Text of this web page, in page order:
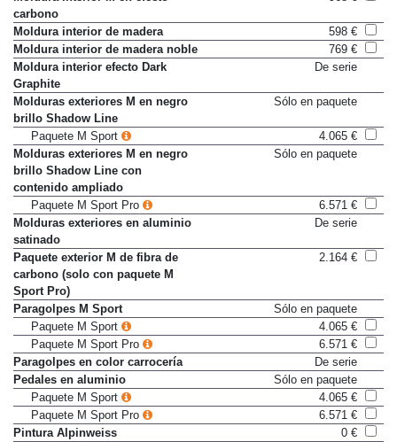
Moldura interior M en efecto
carbono
Moldura interior de madera
598 €
Moldura interior de madera noble
769 €
Moldura interior efecto Dark
Graphite
Molduras exteriores M en negro
brillo Shadow Line
Paquete M Sport
4.065 €
Molduras exteriores M en negro
brillo Shadow Line con
contenido ampliado
Paquete M Sport Pro
6.571 €
Molduras exteriores en aluminio
satinado
Paquete exterior M de fibra de
carbono (solo con paquete M
Sport Pro)
Paragolpes M Sport
Sólo en paquete
Paquete M Sport
4.065 €
Paquete M Sport Pro
6.571 €
Paragolpes en color carrocería
De serie
Pedales en aluminio
Sólo en paquete
Paquete M Sport
4.065 €
Paquete M Sport Pro
6.571 €